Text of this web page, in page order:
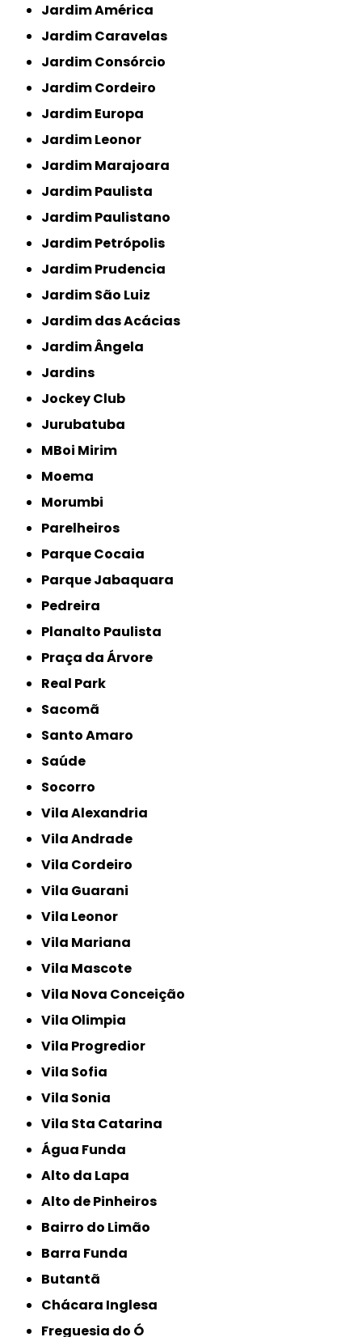
Jardim América
Jardim Caravelas
Jardim Consórcio
Jardim Cordeiro
Jardim Europa
Jardim Leonor
Jardim Marajoara
Jardim Paulista
Jardim Paulistano
Jardim Petrópolis
Jardim Prudencia
Jardim São Luiz
Jardim das Acácias
Jardim Ângela
Jardins
Jockey Club
Jurubatuba
MBoi Mirim
Moema
Morumbi
Parelheiros
Parque Cocaia
Parque Jabaquara
Pedreira
Planalto Paulista
Praça da Árvore
Real Park
Sacomã
Santo Amaro
Saúde
Socorro
Vila Alexandria
Vila Andrade
Vila Cordeiro
Vila Guarani
Vila Leonor
Vila Mariana
Vila Mascote
Vila Nova Conceição
Vila Olimpia
Vila Progredior
Vila Sofia
Vila Sonia
Vila Sta Catarina
Água Funda
Alto da Lapa
Alto de Pinheiros
Bairro do Limão
Barra Funda
Butantã
Chácara Inglesa
Freguesia do Ó